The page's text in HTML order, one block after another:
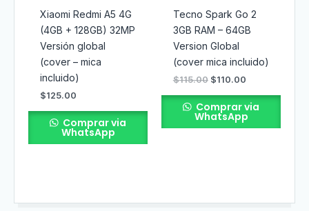
Xiaomi Redmi A5 4G
(4GB + 128GB) 32MP
Versión global
(cover – mica
incluido)
$125.00
Comprar via
WhatsApp
Tecno Spark Go 2
3GB RAM – 64GB
Version Global
(cover mica incluido)
$115.00 $110.00
Comprar via
WhatsApp